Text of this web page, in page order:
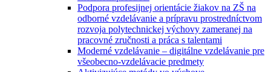
Podpora profesijnej orientácie žiakov na ZŠ na
odborné vzdelávanie a prípravu prostredníctvom
rozvoja polytechnickej výchovy zameranej na
pracovné zručnosti a práca s talentami
Moderné vzdelávanie – digitálne vzdelávanie pre
všeobecno-vzdelávacie predmety